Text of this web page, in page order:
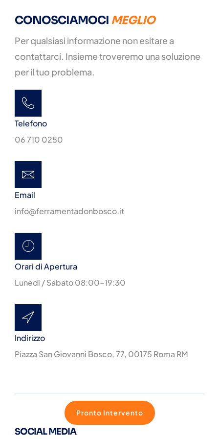
CONOSCIAMOCI MEGLIO
Per qualsiasi informazione non esitare a
contattarci. Insieme troveremo una soluzione
per il tuo problema.
Telefono
06 710 0250
Email
info@ferramentadonbosco.it
Orari di Apertura
Lunedi / Sabato 08:00-19:30
Indirizzo
Piazza San Giovanni Bosco, 77, 00175 Roma RM
Pronto Intervento
SOCIAL MEDIA